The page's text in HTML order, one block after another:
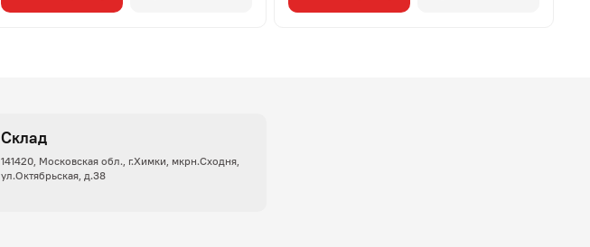
Склад
141420, Московская обл., г.Химки, мкрн.Сходня,
ул.Октябрьская, д.38